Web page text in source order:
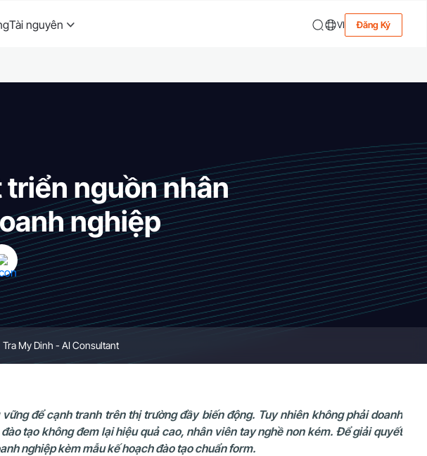
Tài nguyên VI Đăng Ký
triển nguồn nhân
nghiệp
Tra My Dinh - AI Consultant
để cạnh tranh trên thị trường đầy biến động. Tuy nhiên không phải doanh
tạo không đem lại hiệu quả cao, nhân viên tay nghề non kém. Để giải quyết
nghiệp kèm mẫu kế hoạch đào tạo chuẩn form.